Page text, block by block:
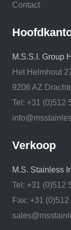
Contact
M.S.S.I. Group
Het Helmhout
9206 AZ
Tel: +31 (0)512
Verkoop
M.S. Stainless
Tel: +31 (0)512
Fax: +31